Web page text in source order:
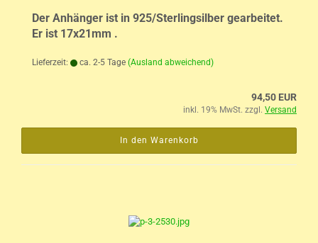
Der Anhänger ist in 925/Sterlingsilber gearbeitet.
Er ist 17x21mm .
Lieferzeit: ca. 2-5 Tage (Ausland abweichend)
94,50 EUR
inkl. 19% MwSt. zzgl. Versand
In den Warenkorb